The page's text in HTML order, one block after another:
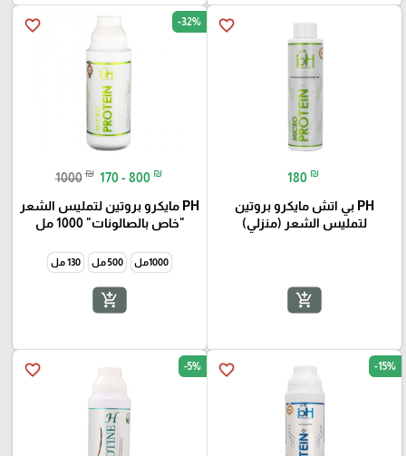
favorite_border
180 ₪
PH بي اتش مايكرو بروتين
لتمليس الشعر (منزلي)
add_shopping_cart
favorite_border -32%
1000 ₪ 170 - 800 ₪
PH مايكرو بروتين لتمليس الشعر
"خاص بالصالونات" 1000 مل
1000مل 500 مل 130 مل
add_shopping_cart
favorite_border -15%
favorite_border -5%